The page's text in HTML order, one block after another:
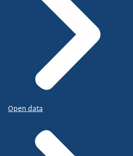
Open data